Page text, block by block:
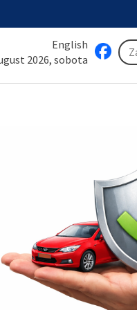
English
2026, sobota